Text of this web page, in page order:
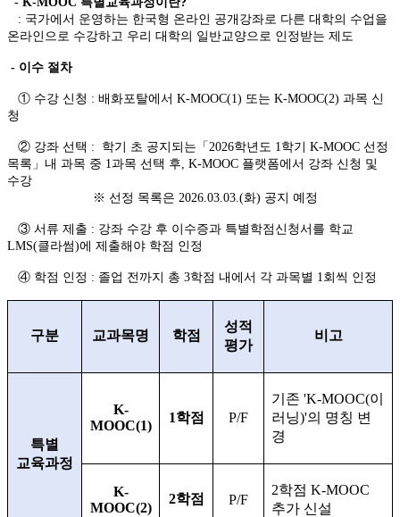
: 국가에서 운영하는 한국형 온라인 공개강좌로 다른 대학의 수업을
온라인으로 수강하고 우리 대학의 일반교양으로 인정받는 제도
- 이수 절차
① 수강 신청 : 배화포탈에서 K-MOOC(1) 또는 K-MOOC(2) 과목 신
청
② 강좌 선택 : 학기 초 공지되는「2026학년도 1학기 K-MOOC 선정
목록」내 과목 중 1과목 선택 후, K-MOOC 플랫폼에서 강좌 신청 및
수강
※ 선정 목록은 2026.03.03.(화) 공지 예정
③ 서류 제출 : 강좌 수강 후 이수증과 특별학점신청서를 학교
LMS(클라썸)에 제출해야 학점 인정
④ 학점 인정 : 졸업 전까지 총 3학점 내에서 각 과목별 1 회씩 인정
구분 교과목명 학점
성적
평가
비고
특별
교육과정
K-
MOOC(1)
1학점 P/F
기존 'K-MOOC(이
러닝)'의 명칭 변
경
K-
MOOC(2)
2학점 P/F
2학점 K-MOOC
추가 신설